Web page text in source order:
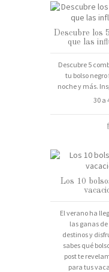
Descubre los
que las
Descubre 5
tu bolso
noche y más.
30 a
Los 10
El verano ha
las ganas
destinos y
sabes qué
post te
para tus